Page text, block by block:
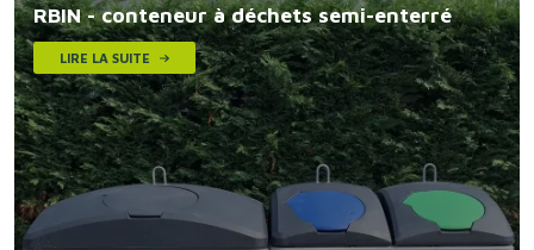
RBIN - conteneur à déchets semi-enterré
LIRE LA SUITE